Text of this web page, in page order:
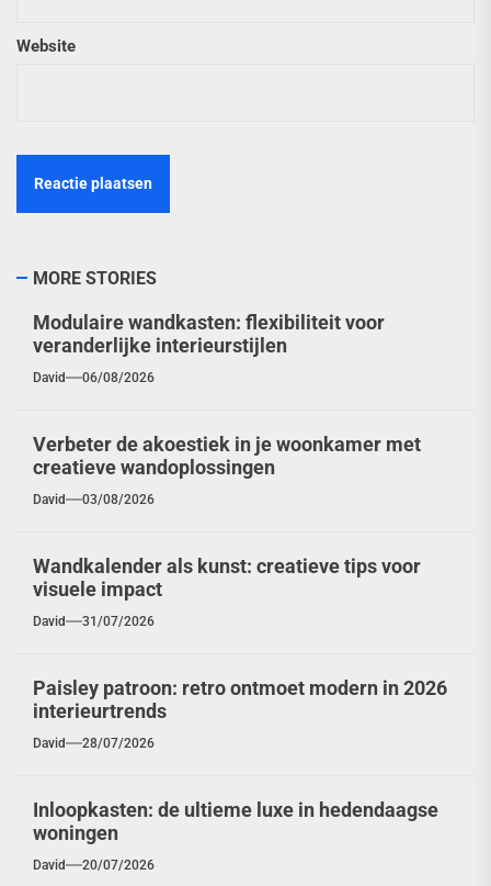
Website
MORE STORIES
Modulaire wandkasten: flexibiliteit voor
veranderlijke interieurstijlen
David 06/08/2026
Verbeter de akoestiek in je woonkamer met
creatieve wandoplossingen
David 03/08/2026
Wandkalender als kunst: creatieve tips voor
visuele impact
David 31/07/2026
Paisley patroon: retro ontmoet modern in 2026
interieurtrends
David 28/07/2026
Inloopkasten: de ultieme luxe in hedendaagse
woningen
David 20/07/2026